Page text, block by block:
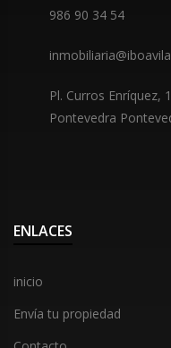
986 90 34 54
Pl. Curros Enríquez,
Pontevedra
ENLACES
inicio
Envía tu propiedad